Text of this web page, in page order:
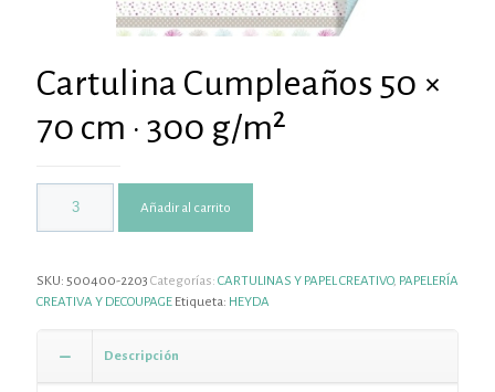
Cartulina Cumpleaños 50 ×
70 cm · 300 g/m²
Añadir al carrito
SKU: 500400-2203 Categorías: CARTULINAS Y PAPEL CREATIVO, PAPELERÍA
CREATIVA Y DECOUPAGE Etiqueta: HEYDA
Descripción